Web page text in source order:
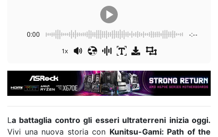
0:00 -:--
1x
La battaglia contro gli esseri ultraterreni inizia oggi.
Vivi una nuova storia con Kunitsu-Gami: Path of the